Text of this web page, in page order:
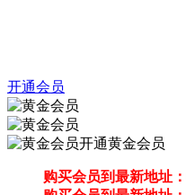
开通会员
开通黄金会员
购买会员到最新地址：